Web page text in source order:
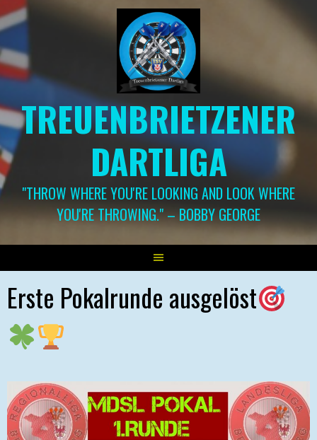
Springe
zum
TREUENBRIETZENER
DARTLIGA
"THROW WHERE YOU'RE LOOKING AND LOOK WHERE
YOU'RE THROWING." – BOBBY GEORGE
Erste Pokalrunde ausgelöst